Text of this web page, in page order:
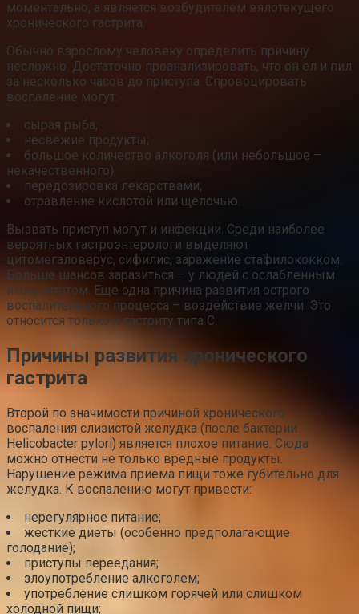
моментально, а является возбудителем вялотекущего
хронического гастрита.
Обычно взрослому человеку определить причину
несложно. Достаточно проанализировать, что он ел и пил
за несколько часов до приступа. Спровоцировать
воспаление могут:
сырая рыба;
несвежие продукты;
большое количество алкоголя (или небольшое –
некачественного);
передозировка лекарствами;
отравление кислотой или щелочью.
Вызвать приступ могут и инфекции. Среди наиболее
вероятных гастроэнтерологи выделяют
цитомегаловерус, сифилис, заражение стафилококком.
Больше шансов заразиться – у людей с ослабленным
иммунитетом. Еще одна причина развития острого
воспалительного процесса – воздействие желчи. Это
относится только к гастриту типа С.
Причины развития хронического
гастрита
Второй по значимости причиной хронического
воспаления слизистой желудка (после бактерии
Helicobacter pylori) является плохое питание. Сюда
можно отнести не только вредные продукты.
Нарушение режима приема пищи тоже губительно для
желудка. К воспалению могут привести:
нерегулярное питание;
жесткие диеты (особенно предполагающие
голодание);
приступы переедания;
злоупотребление алкоголем;
употребление слишком горячей или слишком
холодной пищи;